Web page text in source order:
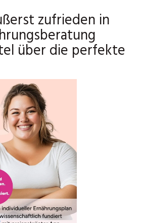
zufrieden in
über die perfekte